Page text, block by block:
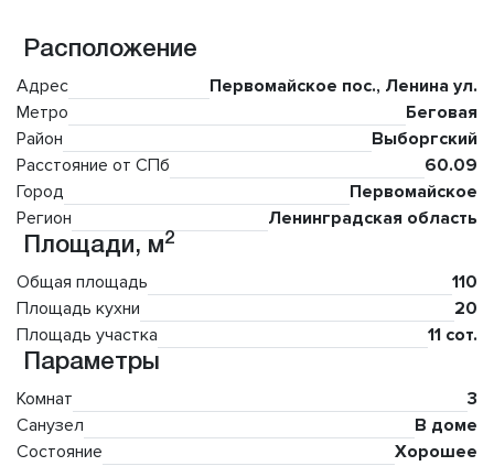
Расположение
Адрес
Первомайское пос., Ленина ул.
Метро
Беговая
Район
Выборгский
Расстояние от СПб
60.09
Город
Первомайское
Регион
Ленинградская область
Площади, м2
Общая площадь
110
Площадь кухни
20
Площадь участка
11 сот.
Параметры
Комнат
3
Санузел
В доме
Состояние
Хорошее